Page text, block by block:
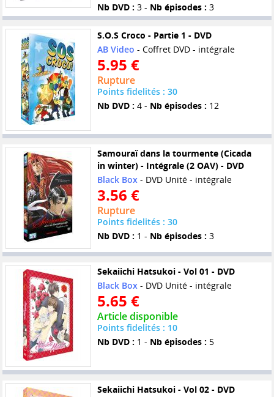
Nb DVD : 3 - Nb épisodes : 3
S.O.S Croco - Partie 1 - DVD
AB Video - Coffret DVD - intégrale
5.95 €
Rupture
Points fidelités : 30
Nb DVD : 4 - Nb épisodes : 12
Samouraï dans la tourmente (Cicada
in winter) - Intégrale (2 OAV) - DVD
Black Box- DVD Unité - intégrale
3.56 €
Rupture
Points fidelités : 30
Nb DVD : 1 - Nb épisodes : 3
Sekaiichi Hatsukoi - Vol 01 - DVD
Black Box- DVD Unité - intégrale
5.65 €
Article disponible
Points fidelités : 10
Nb DVD : 1 - Nb épisodes : 5
Sekaiichi Hatsukoi - Vol 02 - DVD